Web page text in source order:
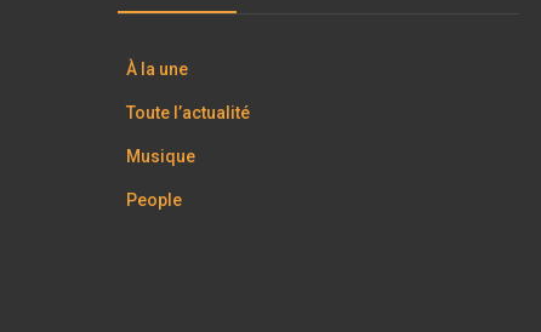
À la une
Toute l’actualité
Musique
People